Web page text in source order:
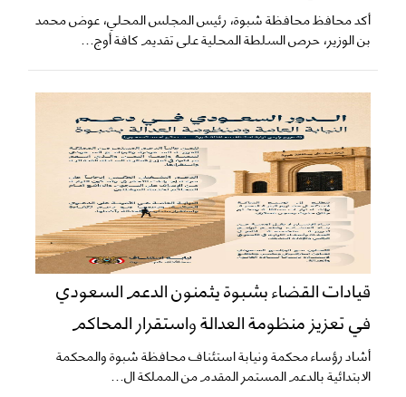
أكد محافظ محافظة شبوة، رئيس المجلس المحلي، عوض محمد
بن الوزير، حرص السلطة المحلية على تقديم كافة أوج...
قيادات القضاء بشبوة يثمنون الدعم السعودي
في تعزيز منظومة العدالة واستقرار المحاكم
​أشاد رؤساء محكمة ونيابة استئناف محافظة شبوة والمحكمة
الابتدائية بالدعم المستمر المقدم من المملكة ال...